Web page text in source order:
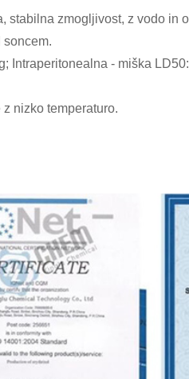
stabilna zmogljivost, z vodo in
Intraperitonealna - miška
nizko temperaturo.